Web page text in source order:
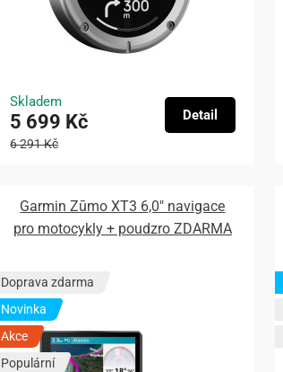
Skladem
5 699 Kč
6 291 Kč
Detail
Garmin Zūmo XT3 6,0″ navigace
pro motocykly + poudzro ZDARMA
Doprava zdarma
Novinka
Akce
Populární